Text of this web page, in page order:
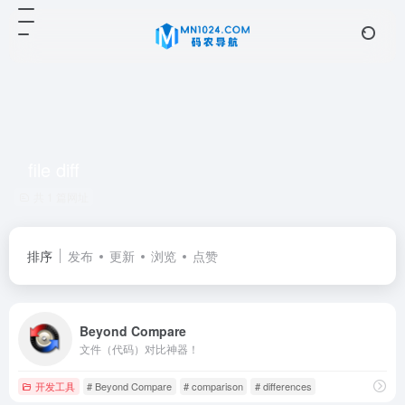
排序 发布 更新 浏览 点赞
Beyond Compare
文件（代码）对比神器！
开发工具 # Beyond Compare # comparison # differences